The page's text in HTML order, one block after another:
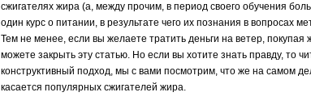
сжигателях жира (а, между прочим, в период своего обучения
один курс о питании, в результате чего их познания в вопросах
Тем не менее, если вы желаете тратить деньги на ветер,
можете закрыть эту статью. Но если вы хотите знать правду, то
конструктивный подход, мы с вами посмотрим, что же на самом
касается популярных сжигателей жира.